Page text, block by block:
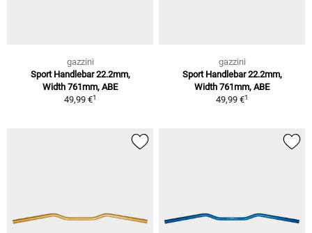
gazzini
Sport Handlebar 22.2mm,
Width 761mm, ABE
49,99 €1
gazzini
Sport Handlebar 22.2mm,
Width 761mm, ABE
49,99 €1